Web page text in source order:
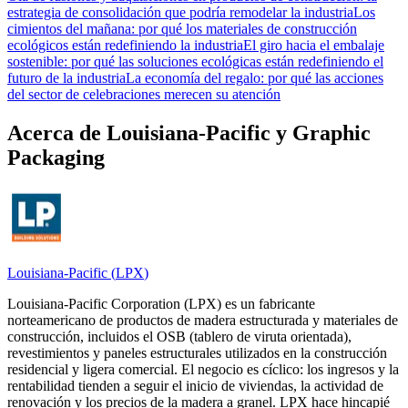
estrategia de consolidación que podría remodelar la industriaLos
cimientos del mañana: por qué los materiales de construcción
ecológicos están redefiniendo la industriaEl giro hacia el embalaje
sostenible: por qué las soluciones ecológicas están redefiniendo el
futuro de la industriaLa economía del regalo: por qué las acciones
del sector de celebraciones merecen su atención
Acerca de Louisiana-Pacific y Graphic
Packaging
Louisiana-Pacific (LPX)
Louisiana‑Pacific Corporation (LPX) es un fabricante
norteamericano de productos de madera estructurada y materiales de
construcción, incluidos el OSB (tablero de viruta orientada),
revestimientos y paneles estructurales utilizados en la construcción
residencial y ligera comercial. El negocio es cíclico: los ingresos y la
rentabilidad tienden a seguir el inicio de viviendas, la actividad de
renovación y los precios de la madera a granel. LPX hace hincapié